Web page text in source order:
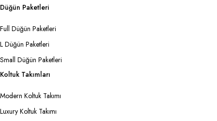
Düğün Paketleri
Full Düğün Paketleri
L Düğün Paketleri
Small Düğün Paketleri
Koltuk Takımları
Modern Koltuk Takımı
Luxury Koltuk Takımı